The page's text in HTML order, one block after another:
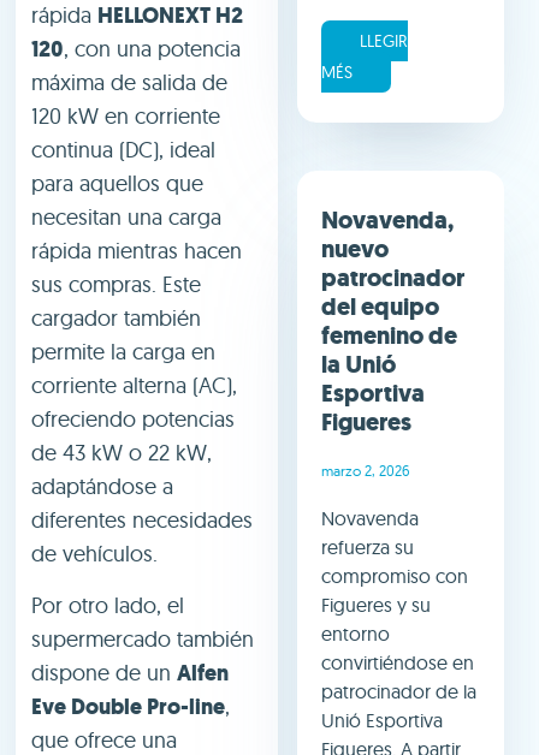
rápida HELLONEXT H2
120, con una potencia
máxima de salida de
120 kW en corriente
continua (DC), ideal
para aquellos que
necesitan una carga
rápida mientras hacen
sus compras. Este
cargador también
permite la carga en
corriente alterna (AC),
ofreciendo potencias
de 43 kW o 22 kW,
adaptándose a
diferentes necesidades
de vehículos.
Por otro lado, el
supermercado también
dispone de unAlfen
Eve Double Pro-line,
que ofrece una
LLEGIR
MÉS
Novavenda,
nuevo
patrocinador
del equipo
femenino de
la Unió
Esportiva
Figueres
marzo 2, 2026
Novavenda
refuerza su
compromiso con
Figueres y su
entorno
convirtiéndose en
patrocinador de la
Unió Esportiva
Figueres. A partir